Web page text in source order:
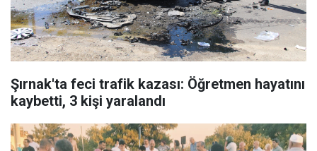
Şırnak'ta feci trafik kazası: Öğretmen hayatını
kaybetti, 3 kişi yaralandı